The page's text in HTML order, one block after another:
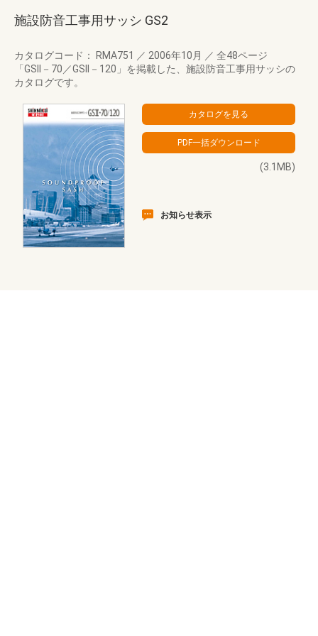
施設防音工事用サッシ GS2
カタログコード： RMA751 ／ 2006年10月 ／ 全48ページ
「GSII－70／GSII－120」を掲載した、施設防音工事用サッシの
カタログです。
(3.1MB)
お知らせ表示